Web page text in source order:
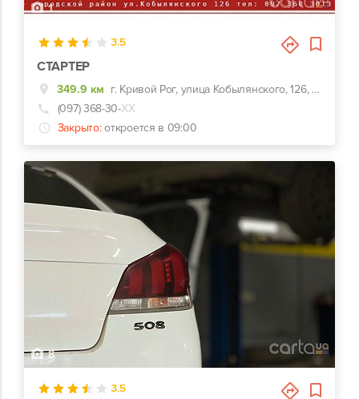
1
3.5
СТАРТЕР
349.9 км
г. Кривой Рог, улица Кобылянского, 126, рядом с Мультиплексом
(097) 368-30-ХХ
Закрыто: откроется в 09:00
8
3.5